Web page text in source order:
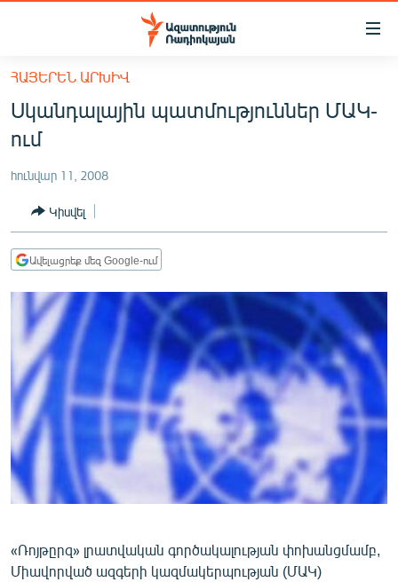
Մատչելիության
հիմնական
բովանդակությանը
Անցնել
հիմնական
մենյուին
ՀԱՅԱՍՏԱՆ
ԸՆՏՐՈՒԹՅՈՒՆՆԵՐ 2026
ԻՐԱՎՈՒՆՔ
ՀԱՍԱՐԱԿՈՒԹՅՈՒՆ
ՂԱՐԱԲԱՂ
ՊԱՏԵՐԱԶՄԻ 6 ՇԱԲԱԹՆԵՐԸ
ՏԱՐԱԾԱՇՐՋԱՆ
ՄԻՋԱԶԳԱՅԻՆ
ՄՇԱԿՈՒՅԹ
ՍՊՈՐՏ
ՄԵԿՆԱԲԱՆՈՒԹՅՈՒՆ
ԿՈՐՈՆԱՎԻՐՈՒՍ
ՀԱՅԵՐԵՆ ԱՐԽԻՎ
Սկանդալային պատմություններ ՄԱԿ-
ում
հունվար 11, 2008
Կիսվել
Ավելացրեք մեզ Google-ում
«Ռոյթըրզ» լրատվական գործակալության փոխանցմամբ,
Միավորված ազգերի կազմակերպության (ՄԱԿ)